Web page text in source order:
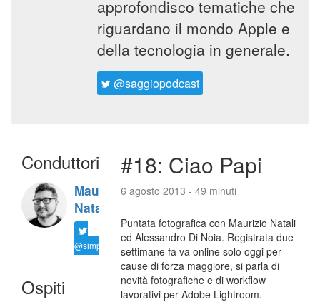
approfondisco tematiche che
riguardano il mondo Apple e
della tecnologia in generale.
@saggiopodcast
Conduttori
Maurizio
Natali
@simplemal
Ospiti
#18: Ciao Papi
6 agosto 2013 - 49 minuti
Puntata fotografica con Maurizio Natali
ed Alessandro Di Noia. Registrata due
settimane fa va online solo oggi per
cause di forza maggiore, si parla di
novità fotografiche e di workflow
lavorativi per Adobe Lightroom.